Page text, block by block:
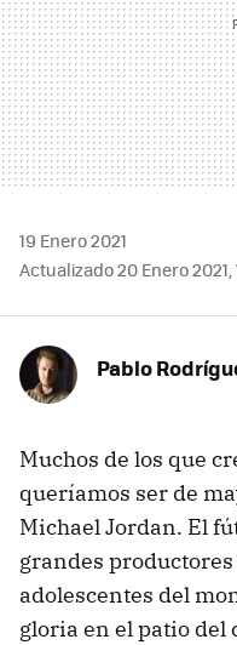
19 Enero 2021
Actualizado 20 Enero 2021,
Pablo
Muchos de los que
queríamos ser de
Michael Jordan. El
grandes
adolescentes del
gloria en el patio del